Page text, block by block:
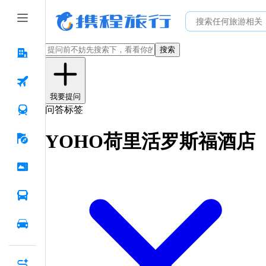
搜索
我要提问
问答标签
YOHO荷里活罗斯福酒店